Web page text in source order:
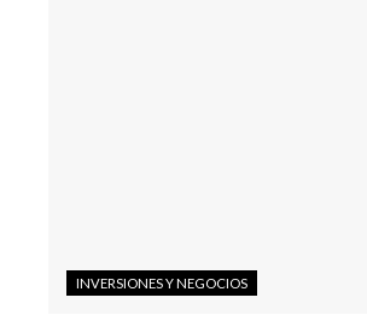
INVERSIONES Y NEGOCIOS